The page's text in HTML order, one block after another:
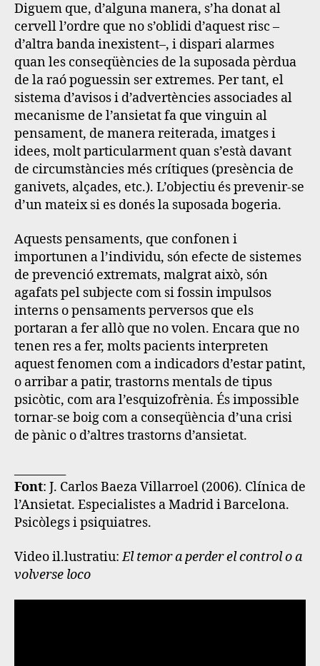
Diguem que, d’alguna manera, s’ha donat al
cervell l’ordre que no s’oblidi d’aquest risc –
d’altra banda inexistent–, i dispari alarmes
quan les conseqüències de la suposada pèrdua
de la raó poguessin ser extremes. Per tant, el
sistema d’avisos i d’advertències associades al
mecanisme de l’ansietat fa que vinguin al
pensament, de manera reiterada, imatges i
idees, molt particularment quan s’està davant
de circumstàncies més crítiques (presència de
ganivets, alçades, etc.). L’objectiu és prevenir-se
d’un mateix si es donés la suposada bogeria.
Aquests pensaments, que confonen i
importunen a l’individu, són efecte de sistemes
de prevenció extremats, malgrat això, són
agafats pel subjecte com si fossin impulsos
interns o pensaments perversos que els
portaran a fer allò que no volen. Encara que no
tenen res a fer, molts pacients interpreten
aquest fenomen com a indicadors d’estar patint,
o arribar a patir, trastorns mentals de tipus
psicòtic, com ara l’esquizofrènia. És impossible
tornar-se boig com a conseqüència d’una crisi
de pànic o d’altres trastorns d’ansietat.
Font: J. Carlos Baeza Villarroel (2006). Clínica de
l’Ansietat. Especialistes a Madrid i Barcelona.
Psicòlegs i psiquiatres.
Video il.lustratiu:El temor a perder el control o a
volverse loco